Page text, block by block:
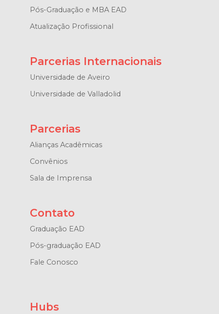
Pós-Graduação e MBA EAD
Atualização Profissional
Parcerias Internacionais
Universidade de Aveiro
Universidade de Valladolid
Parcerias
Alianças Acadêmicas
Convênios
Sala de Imprensa
Contato
Graduação EAD
Pós-graduação EAD
Fale Conosco
Hubs